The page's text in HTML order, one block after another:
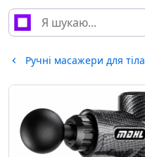
Ручні масажери для тіла